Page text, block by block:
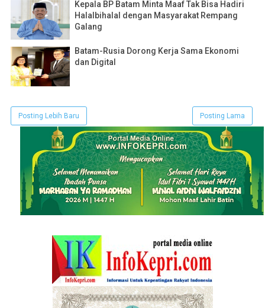
Kepala BP Batam Minta Maaf Tak Bisa Hadiri
Halalbihalal dengan Masyarakat Rempang
Galang
Batam-Rusia Dorong Kerja Sama Ekonomi
dan Digital
Posting Lebih Baru Posting Lama